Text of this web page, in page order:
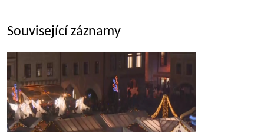
Související záznamy